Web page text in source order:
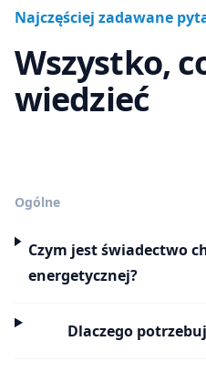
Najczęściej zadawane
Wszystko,
wiedzieć
Ogólne
Czym jest świadectwo
energetycznej?
Dlaczego